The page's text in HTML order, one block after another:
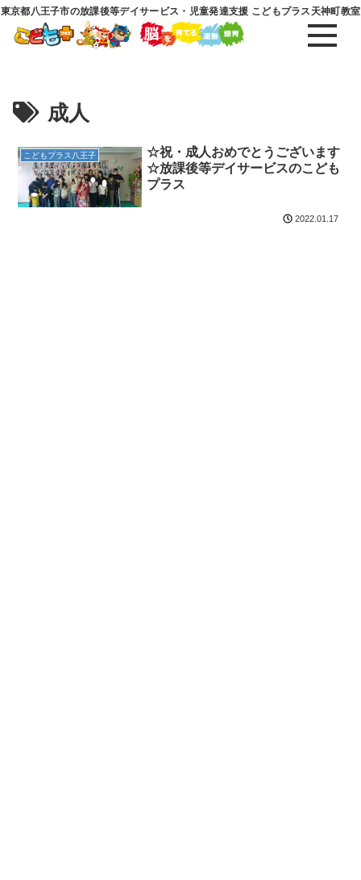
東京都八王子市の放課後等デイサービス・児童発達支援 こどもプラス天神町教室
成人
こどもプラス八王子
☆祝・成人おめでとうございます
☆放課後等デイサービスのこども
プラス
2022.01.17